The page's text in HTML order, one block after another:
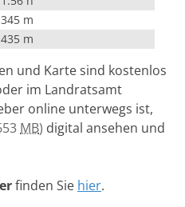
345 m
435 m
und Karte sind kostenlos
im Landratsamt
online unterwegs ist,
MB) digital ansehen und
finden Sie hier.